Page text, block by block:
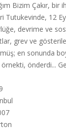
Bizim Çakır,
Tutukevinde, 12
devrime ve
grev ve
en sonunda
önderdi...